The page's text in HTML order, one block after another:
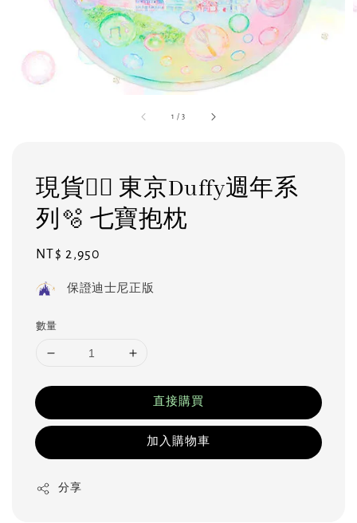
1 /3
現貨❤️‍🔥 東京Duffy週年系
列🫧 七寶抱枕
Regular
NT$ 2,950
保證迪士尼正版
數量
直接購買
加入購物車
分享